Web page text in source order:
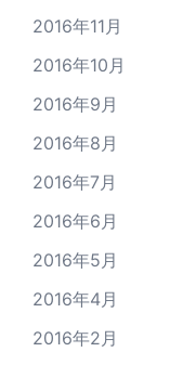
2016年11月
2016年10月
2016年9月
2016年8月
2016年7月
2016年6月
2016年5月
2016年4月
2016年2月